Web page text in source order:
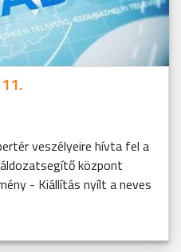
veszélyeire hívta fel a
központ
- Kiállítás nyílt a neves